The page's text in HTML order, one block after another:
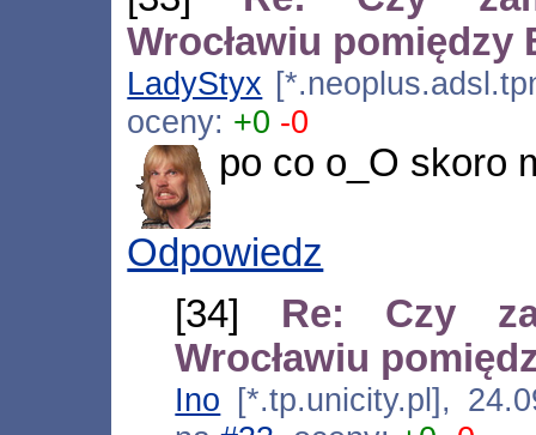
Wrocławiu
LadyStyx
oceny: +0 -0
po co o_O skoro
Odpowiedz
[34] Re: Czy
Wrocławiu
Ino [*.tp.unicity.pl],